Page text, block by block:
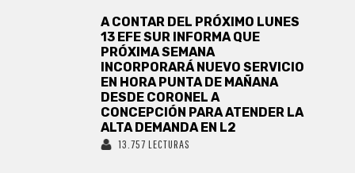
A CONTAR DEL PRÓXIMO LUNES
13 EFE SUR INFORMA QUE
PRÓXIMA SEMANA
INCORPORARÁ NUEVO SERVICIO
EN HORA PUNTA DE MAÑANA
DESDE CORONEL A
CONCEPCIÓN PARA ATENDER LA
ALTA DEMANDA EN L2
13.757 LECTURAS